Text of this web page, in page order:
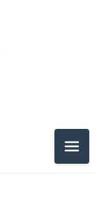
メニュ